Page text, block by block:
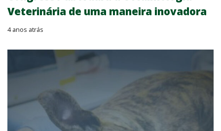
Veterinária de uma maneira inovadora
4 anos atrás